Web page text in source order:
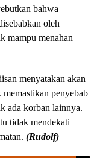
bahwa
oleh
mampu menahan
menyatakan akan
penyebab
ada korban lainnya.
tidak mendekati
(Rudolf)